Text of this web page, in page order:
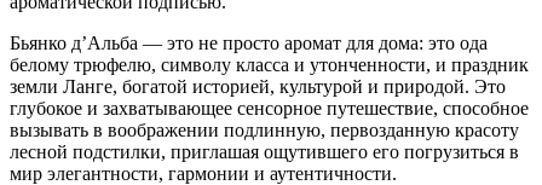
Бьянко д’Альба — это не просто аромат для дома: это ода
белому трюфелю, символу класса и утонченности, и праздник
земли Ланге, богатой историей, культурой и природой. Это
глубокое и захватывающее сенсорное путешествие, способное
вызывать в воображении подлинную, первозданную красоту
лесной подстилки, приглашая ощутившего его погрузиться в
мир элегантности, гармонии и аутентичности.